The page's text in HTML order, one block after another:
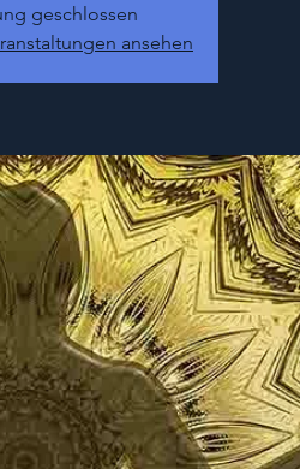
geschlossen
ansehen